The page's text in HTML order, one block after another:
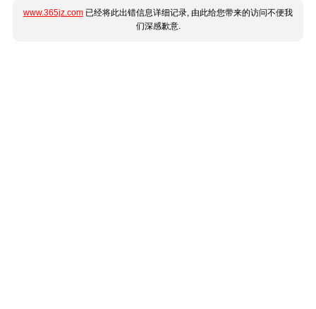
www.365jz.com 已经将此出错信息详细记录, 由此给您带来的访问不便我
们深感歉意.